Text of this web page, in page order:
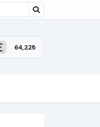
64,22₺